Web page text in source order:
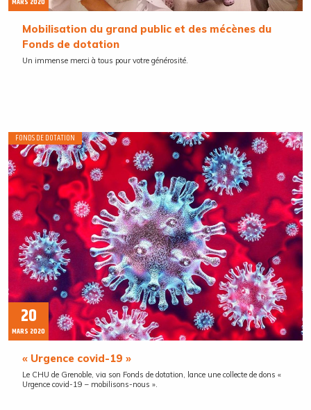
Mobilisation du grand public et des mécènes du
Fonds de dotation
Un immense merci à tous pour votre générosité.
FONDS DE DOTATION
20
MARS 2020
« Urgence covid-19 »
Le CHU de Grenoble, via son Fonds de dotation, lance une collecte de dons «
Urgence covid-19 – mobilisons-nous ».